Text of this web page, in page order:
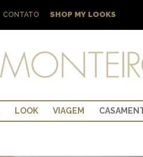
CONTATO SHOP MY LOOKS
LOOK VIAGEM